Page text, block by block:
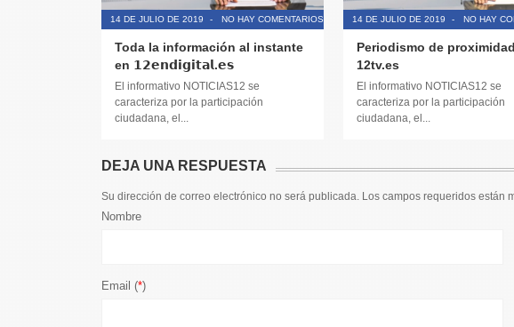
14 DE JULIO DE 2019 - NO HAY COMENTARIOS
Toda la información al instante
en 𝟭𝟮𝗲𝗻𝗱𝗶𝗴𝗶𝘁𝗮𝗹.𝗲𝘀
El informativo NOTICIAS12 se
caracteriza por la participación
ciudadana, el...
14 DE JULIO DE 2019 - NO HAY
Periodismo de
12tv.es
El informativo NOTICIAS12 se
caracteriza por la participación
ciudadana, el...
DEJA UNA RESPUESTA
Su dirección de correo electrónico no será publicada. Los campos requeridos están
Nombre
Email (*)